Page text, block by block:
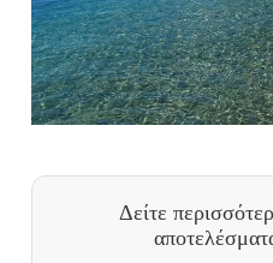
Δείτε